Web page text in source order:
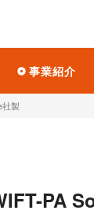
事業紹介
製
PA